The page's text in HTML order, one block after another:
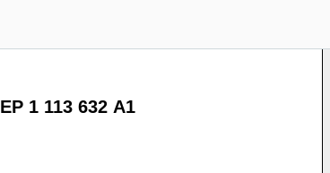
EP 1 113 632 A1